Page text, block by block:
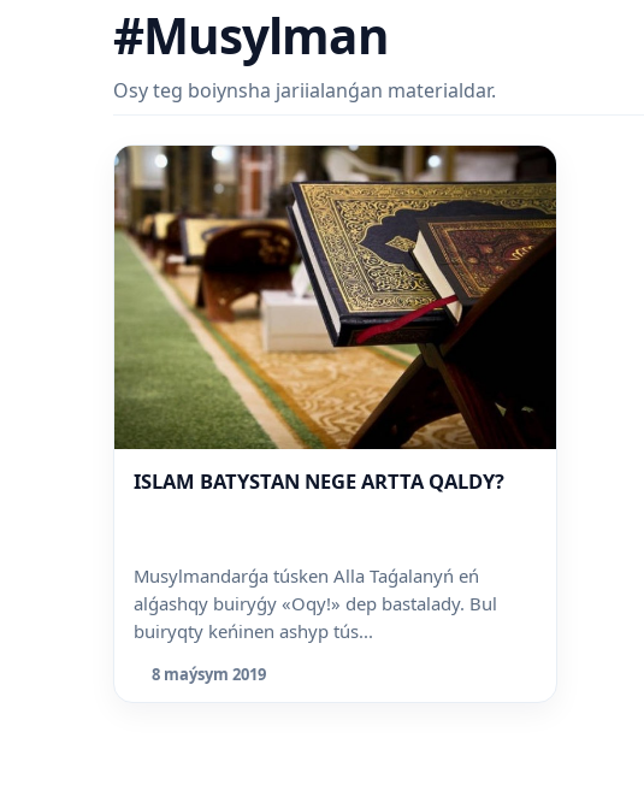
#Musylman
Osy teg boiynsha jariialanǵan materialdar.
ISLAM BATYSTAN NEGE ARTTA QALDY?
Musylmandarǵa túsken Alla Taǵalanyń eń
alǵashqy buiryǵy «Oqy!» dep bastalady. Bul
buiryqty keńinen ashyp tús...
8 maýsym 2019